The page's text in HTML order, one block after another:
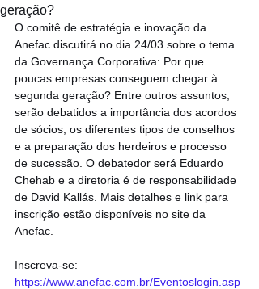
geração?
O comitê de estratégia e inovação da
Anefac discutirá no dia 24/03 sobre o tema
da Governança Corporativa: Por que
poucas empresas conseguem chegar à
segunda geração? Entre outros assuntos,
serão debatidos a importância dos acordos
de sócios, os diferentes tipos de conselhos
e a preparação dos herdeiros e processo
de sucessão. O debatedor será Eduardo
Chehab e a diretoria é de responsabilidade
de David Kallás. Mais detalhes e link para
inscrição estão disponíveis no site da
Anefac.
Inscreva-se:
https://www.anefac.com.br/Eventoslogin.asp